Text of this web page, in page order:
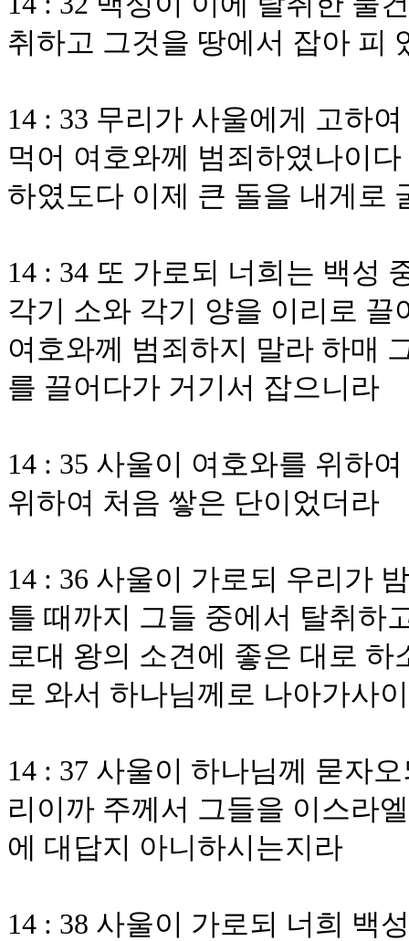
취하고 그것을 땅에서 잡아 피
14 : 33 무리가 사울에게 고하
먹어 여호와께 범죄하였나이
하였도다 이제 큰 돌을 내게로
14 : 34 또 가로되 너희는 백성
각기 소와 각기 양을 이리로
여호와께 범죄하지 말라 하매
를 끌어다가 거기서 잡으니라
14 : 35 사울이 여호와를 위하
위하여 처음 쌓은 단이었더라
14 : 36 사울이 가로되 우리가
틀 때까지 그들 중에서 탈취하
로대 왕의 소견에 좋은 대로
로 와서 하나님께로 나아가사
14 : 37 사울이 하나님께 묻자
리이까 주께서 그들을 이스라
에 대답지 아니하시는지라
14 : 38 사울이 가로되 너희 백